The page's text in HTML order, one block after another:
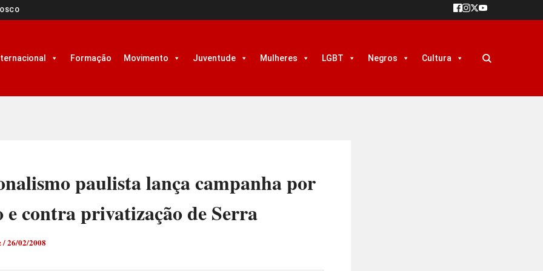
Formação Movimento Juventude Mulheres LGBT Negros Cultura
paulista lança campanha por
e contra privatização de Serra
/26/02/2008